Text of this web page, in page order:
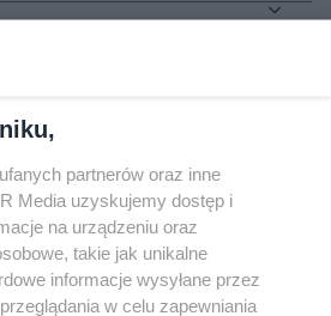
na Facebooku
raz - mądry Polak
partnerów oraz inne
Media uzyskujemy dostęp i
na urządzeniu oraz
takie jak unikalne
informacje wysyłane przez
w celu zapewniania